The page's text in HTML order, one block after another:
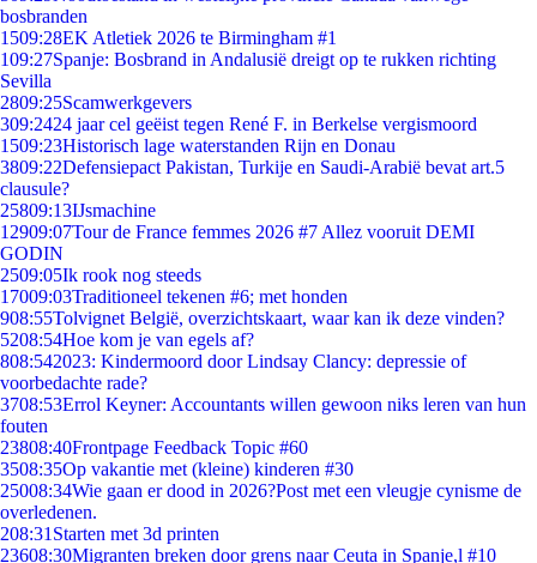
bosbranden
1509:28EK Atletiek 2026 te Birmingham #1
109:27Spanje: Bosbrand in Andalusië dreigt op te rukken richting
Sevilla
2809:25Scamwerkgevers
309:2424 jaar cel geëist tegen René F. in Berkelse vergismoord
1509:23Historisch lage waterstanden Rijn en Donau
3809:22Defensiepact Pakistan, Turkije en Saudi-Arabië bevat art.5
clausule?
25809:13IJsmachine
12909:07Tour de France femmes 2026 #7 Allez vooruit DEMI
GODIN
2509:05Ik rook nog steeds
17009:03Traditioneel tekenen #6; met honden
908:55Tolvignet België, overzichtskaart, waar kan ik deze vinden?
5208:54Hoe kom je van egels af?
808:542023: Kindermoord door Lindsay Clancy: depressie of
voorbedachte rade?
3708:53Errol Keyner: Accountants willen gewoon niks leren van hun
fouten
23808:40Frontpage Feedback Topic #60
3508:35Op vakantie met (kleine) kinderen #30
25008:34Wie gaan er dood in 2026?Post met een vleugje cynisme de
overledenen.
208:31 Starten met 3d printen
23608:30Migranten breken door grens naar Ceuta in Spanje,l #10